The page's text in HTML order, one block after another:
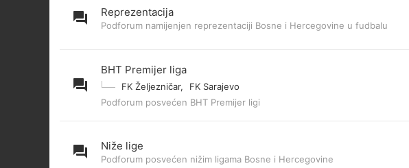
Reprezentacija
Podforum namijenjen reprezentaciji Bosne i Hercegovine u fudbalu
BHT Premijer liga
FK Željezničar,
FK Sarajevo
Podforum posvećen BHT Premijer ligi
Niže lige
Podforum posvećen nižim ligama Bosne i Hercegovine